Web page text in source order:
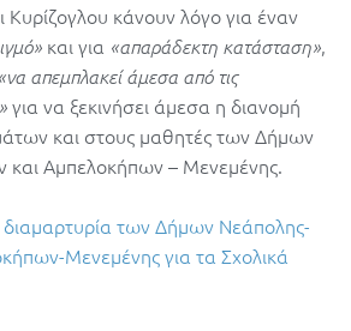
Κυρίζογλου κάνουν λόγο για έναν
και για «απαράδεκτη κατάσταση»,
«να απεμπλακεί άμεσα από τις
για να ξεκινήσει άμεσα η διανομή
και στους μαθητές των Δήμων
και Αμπελοκήπων – Μενεμένης.
διαμαρτυρία των Δήμων Νεάπολης-
Μενεμένης για τα Σχολικά